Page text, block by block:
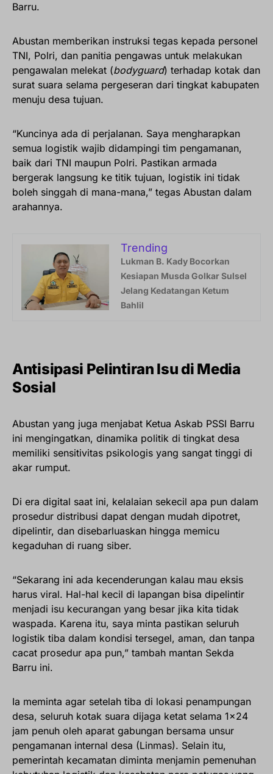
Barru.
Abustan memberikan instruksi tegas kepada personel
TNI, Polri, dan panitia pengawas untuk melakukan
pengawalan melekat (bodyguard) terhadap kotak dan
surat suara selama pergeseran dari tingkat kabupaten
menuju desa tujuan.
“Kuncinya ada di perjalanan. Saya mengharapkan
semua logistik wajib didampingi tim pengamanan,
baik dari TNI maupun Polri. Pastikan armada
bergerak langsung ke titik tujuan, logistik ini tidak
boleh singgah di mana-mana,” tegas Abustan dalam
arahannya.
Trending
Lukman B. Kady Bocorkan
Kesiapan Musda Golkar Sulsel
Jelang Kedatangan Ketum
Bahlil
Antisipasi Pelintiran Isu di Media
Sosial
Abustan yang juga menjabat Ketua Askab PSSI Barru
ini mengingatkan, dinamika politik di tingkat desa
memiliki sensitivitas psikologis yang sangat tinggi di
akar rumput.
Di era digital saat ini, kelalaian sekecil apa pun dalam
prosedur distribusi dapat dengan mudah dipotret,
dipelintir, dan disebarluaskan hingga memicu
kegaduhan di ruang siber.
“Sekarang ini ada kecenderungan kalau mau eksis
harus viral. Hal-hal kecil di lapangan bisa dipelintir
menjadi isu kecurangan yang besar jika kita tidak
waspada. Karena itu, saya minta pastikan seluruh
logistik tiba dalam kondisi tersegel, aman, dan tanpa
cacat prosedur apa pun,” tambah mantan Sekda
Barru ini.
Ia meminta agar setelah tiba di lokasi penampungan
desa, seluruh kotak suara dijaga ketat selama 1×24
jam penuh oleh aparat gabungan bersama unsur
pengamanan internal desa (Linmas). Selain itu,
pemerintah kecamatan diminta menjamin pemenuhan